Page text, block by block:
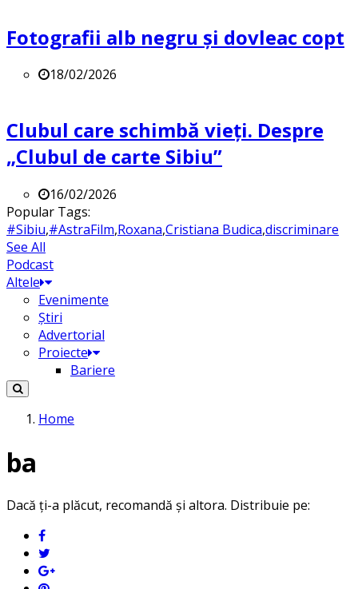
Fotografii alb negru și dovleac copt
18/02/2026
Clubul care schimbă vieți. Despre
„Clubul de carte Sibiu”
16/02/2026
Popular Tags:
#Sibiu,#AstraFilm,Roxana,Cristiana Budica,discriminare
See All
Podcast
Altele
Evenimente
Știri
Advertorial
Proiecte
Bariere
Home
ba
Dacă ți-a plăcut, recomandă și altora. Distribuie pe: